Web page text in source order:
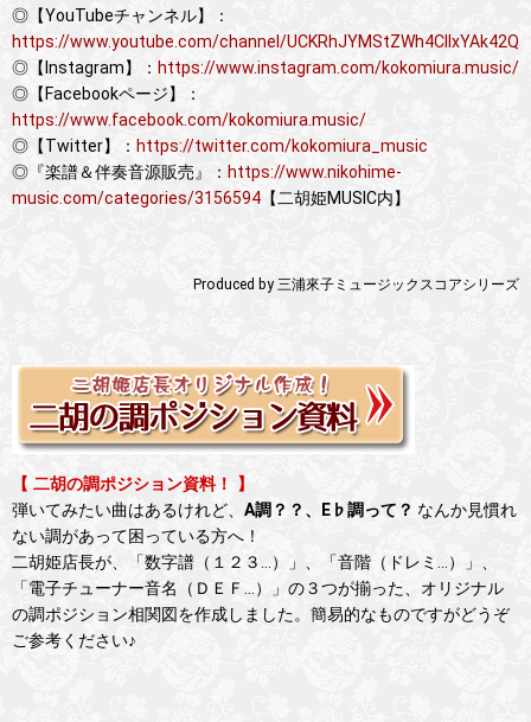
◎【YouTubeチャンネル】：
https://www.youtube.com/channel/UCKRhJYMStZWh4CIIxYAk42Q
◎【Instagram】： https://www.instagram.com/kokomiura.music/
◎【Facebookページ】：
https://www.facebook.com/kokomiura.music/
◎【Twitter】： https://twitter.com/kokomiura_music
◎『楽譜＆伴奏音源販売』： https://www.nikohime-
music.com/categories/3156594 【二胡姫MUSIC内】
Produced by 三浦來子ミュージックスコアシリーズ
【 二胡の調ポジション資料！ 】
弾いてみたい曲はあるけれど、 A調？？、E♭調って？ なんか見慣れ
ない調があって困っている方へ！
二胡姫店長が、「数字譜（１２３…）」、「音階（ドレミ…）」、
「電子チューナー音名（ＤＥＦ…）」の３つが揃った、オリジナル
の調ポジション相関図を作成しました。簡易的なものですがどうぞ
ご参考ください♪